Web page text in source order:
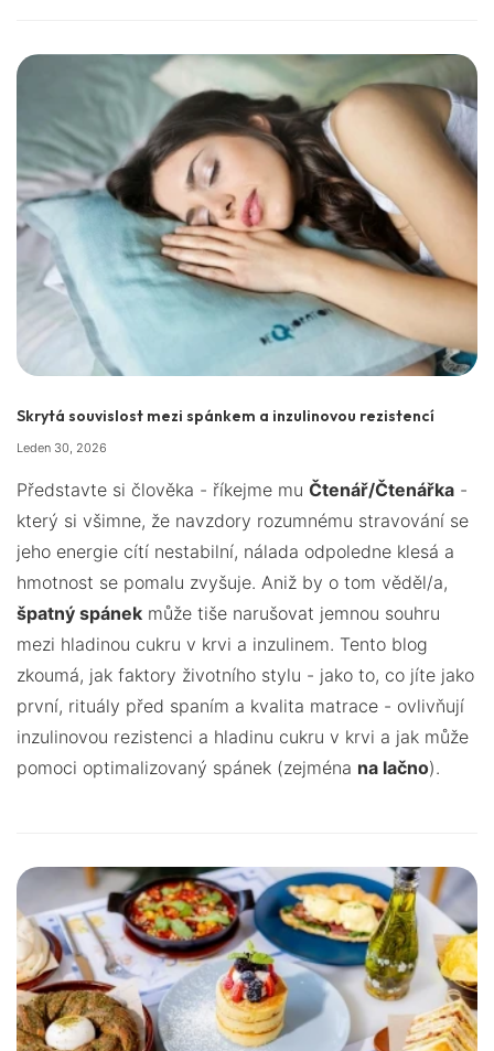
Skrytá souvislost mezi spánkem a inzulinovou rezistencí
Leden 30, 2026
Představte si člověka - říkejme mu Čtenář/Čtenářka -
který si všimne, že navzdory rozumnému stravování se
jeho energie cítí nestabilní, nálada odpoledne klesá a
hmotnost se pomalu zvyšuje. Aniž by o tom věděl/a,
špatný spánek může tiše narušovat jemnou souhru
mezi hladinou cukru v krvi a inzulinem. Tento blog
zkoumá, jak faktory životního stylu - jako to, co jíte jako
první, rituály před spaním a kvalita matrace - ovlivňují
inzulinovou rezistenci a hladinu cukru v krvi a jak může
pomoci optimalizovaný spánek (zejména na lačno).